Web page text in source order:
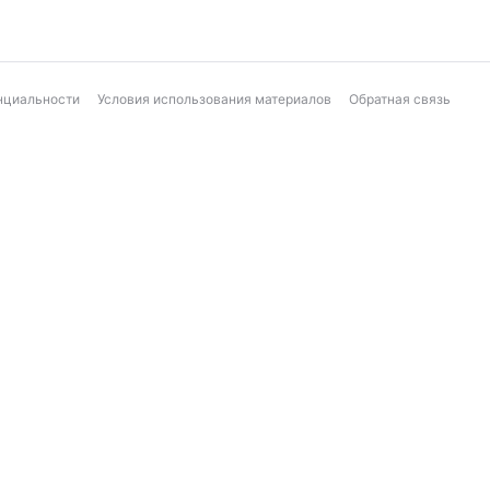
Условия использования материалов Обратная связь